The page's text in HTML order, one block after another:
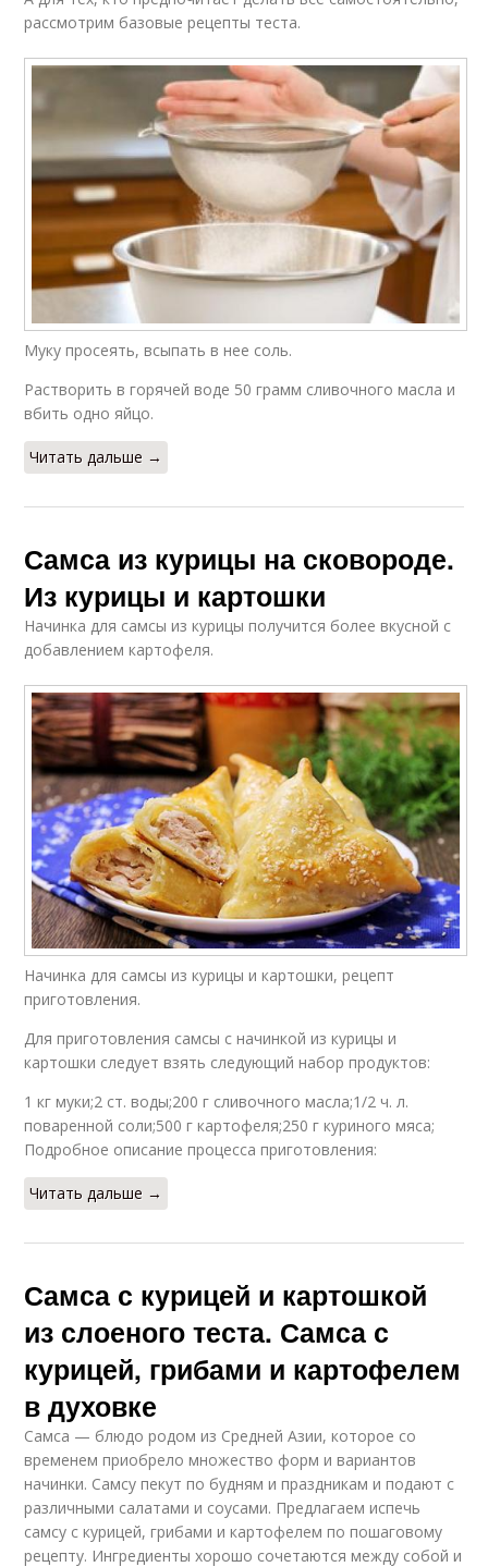
рассмотрим базовые рецепты теста.
Муку просеять, всыпать в нее соль.
Растворить в горячей воде 50 грамм сливочного масла и
вбить одно яйцо.
Читать дальше →
Самса из курицы на сковороде.
Из курицы и картошки
Начинка для самсы из курицы получится более вкусной с
добавлением картофеля.
Начинка для самсы из курицы и картошки, рецепт
приготовления.
Для приготовления самсы с начинкой из курицы и
картошки следует взять следующий набор продуктов:
1 кг муки;2 ст. воды;200 г сливочного масла;1/2 ч. л.
поваренной соли;500 г картофеля;250 г куриного мяса;
Подробное описание процесса приготовления:
Читать дальше →
Самса с курицей и картошкой
из слоеного теста. Самса с
курицей, грибами и картофелем
в духовке
Самса — блюдо родом из Средней Азии, которое со
временем приобрело множество форм и вариантов
начинки. Самсу пекут по будням и праздникам и подают с
различными салатами и соусами. Предлагаем испечь
самсу с курицей, грибами и картофелем по пошаговому
рецепту. Ингредиенты хорошо сочетаются между собой и